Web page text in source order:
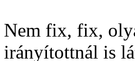
Nem fix, fix,
irányítottnál is